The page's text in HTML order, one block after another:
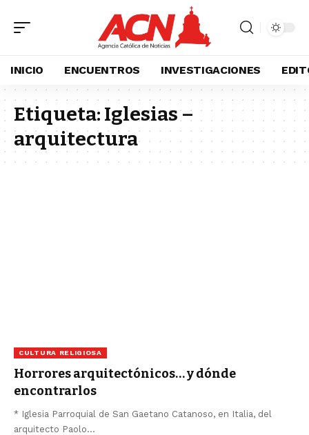
INICIO ENCUENTROS INVESTIGACIONES
Etiqueta: Iglesias –
arquitectura
CULTURA RELIGIOSA
Horrores arquitectónicos… y dónde
encontrarlos
* Iglesia Parroquial de San Gaetano Catanoso, en Italia, del
arquitecto Paolo…